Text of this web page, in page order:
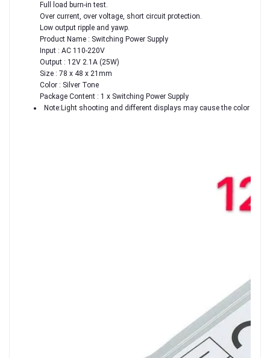
Full load burn-in test.
Over current, over voltage, short circuit protection.
Low output ripple and yawp.
Product Name : Switching Power Supply
Input : AC 110-220V
Output : 12V 2.1A (25W)
Size : 78 x 48 x 21mm
Color : Silver Tone
Package Content : 1 x Switching Power Supply
Note:Light shooting and different displays may cause the color of